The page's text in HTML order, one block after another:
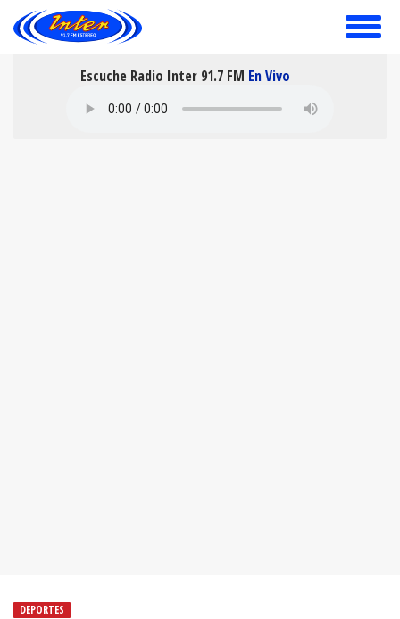
toggle
Escuche Radio Inter 91.7 FM En Vivo
DEPORTES